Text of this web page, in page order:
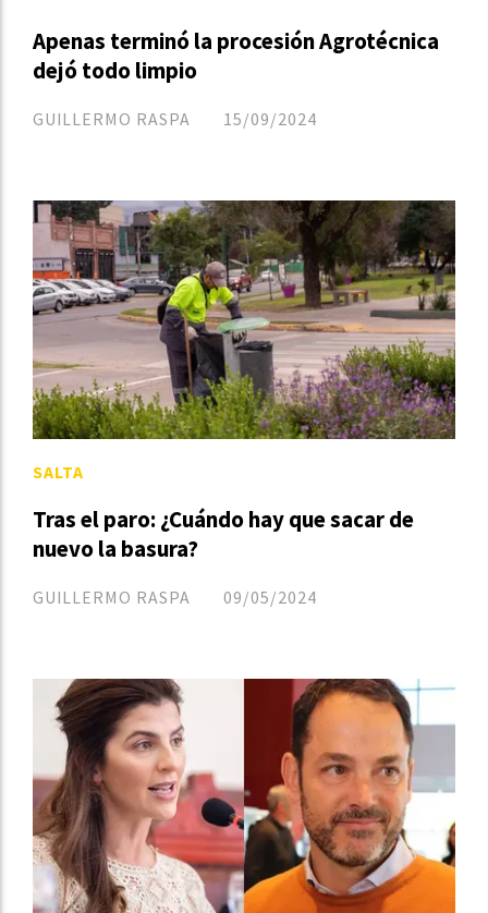
Apenas terminó la procesión Agrotécnica
dejó todo limpio
GUILLERMO RASPA 15/09/2024
Tras el paro: ¿Cuándo hay que sacar de
nuevo la basura?
GUILLERMO RASPA
SALTA
09/05/2024